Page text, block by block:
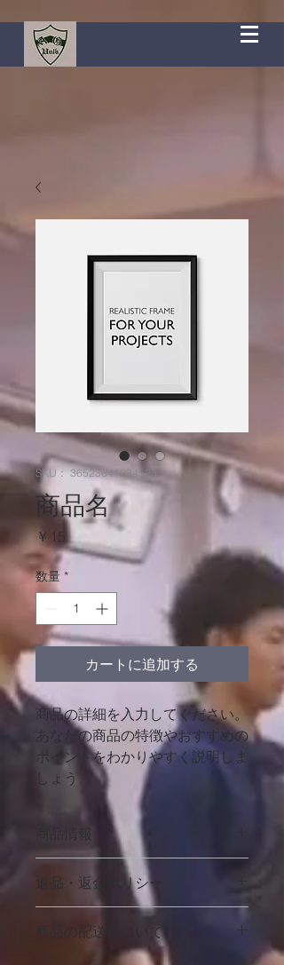
SKU： 36523641234523
商品名
￥15
格
数量 *
カートに追加する
商品の詳細を入力してください。
あなたの商品の特徴やおすすめの
ポイントをわかりやすく説明しま
しょう。
商品情報
商品の詳細を入力してください。サイ
ズ、素材、取扱説明に加え、商品の特
徴やおすすめのポイントなどを説明し
ましょう。
返品・返金ポリシー
返品・返金規約を入力してください。
商品にご満足いただけなかった場合の
返品・返金ポリシーと手順を説明しま
商品の配送について